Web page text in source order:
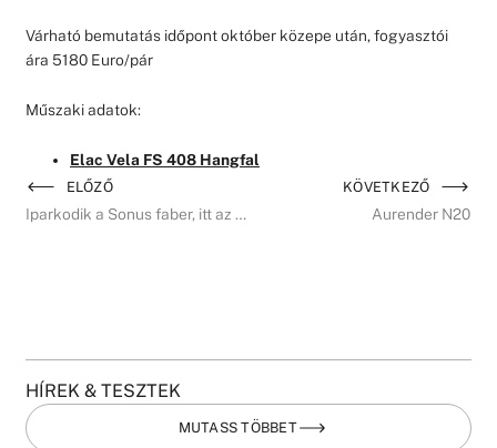
Várható bemutatás időpont október közepe után, fogyasztói
ára 5180 Euro/pár
Műszaki adatok:
Elac Vela FS 408 Hangfal
ELŐZŐ
Iparkodik a Sonus faber, itt az új Lumina
KÖVETKEZŐ
Aurender N20
HÍREK & TESZTEK
MUTASS TÖBBET